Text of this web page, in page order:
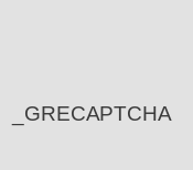
_GRECAPTCHA